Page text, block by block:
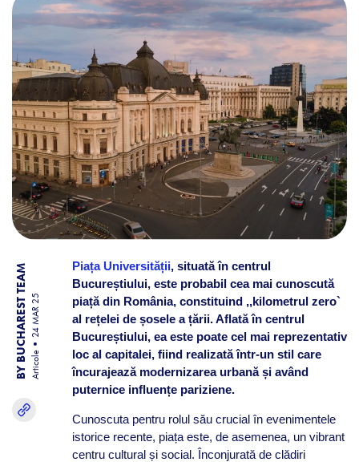
BY BUCHAREST TEAM Articole
24 MAR 25
Piața Universității, situată în centrul
Bucureștiului, este probabil cea mai cunoscută
piață din România, constituind ,,kilometrul zero`
al rețelei de șosele a țării. Aflată în centrul
Bucureștiului, ea este poate cel mai reprezentativ
loc al capitalei, fiind realizată într-un stil care
încurajează modernizarea urbană și având
puternice influențe pariziene.
Cunoscuta pentru rolul său crucial în evenimentele
istorice recente, piața este, de asemenea, un vibrant
centru cultural și social. Înconjurată de clădiri